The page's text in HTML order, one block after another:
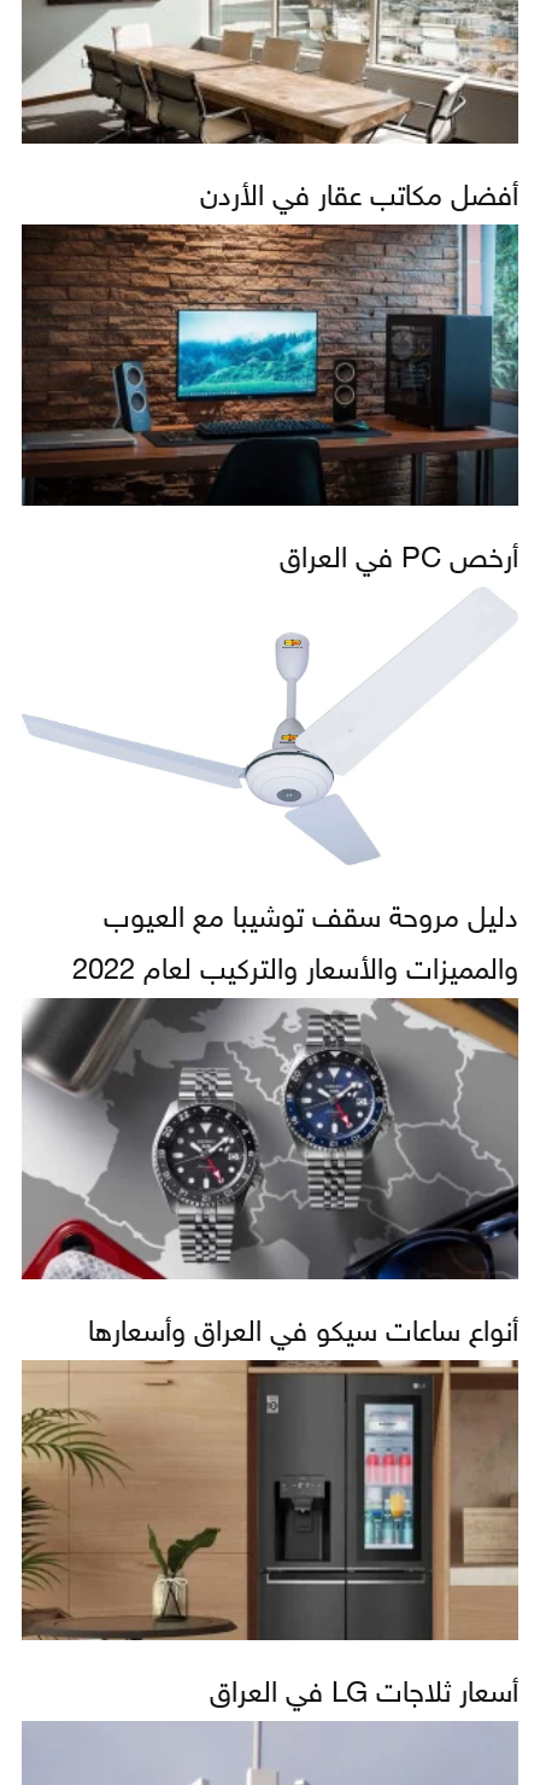
أفضل مكاتب عقار في الأردن
أرخص PC في العراق
دليل مروحة سقف توشيبا مع العيوب
والمميزات والأسعار والتركيب لعام 2022
أنواع ساعات سيكو في العراق وأسعارها
أسعار ثلاجات LG في العراق